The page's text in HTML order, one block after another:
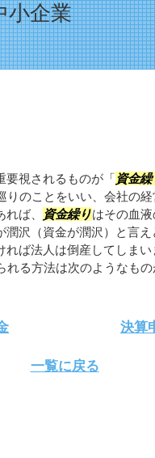
小企業
要視されるものが「資金繰
りのことをいい、会社の
ば、
資金繰りはその血
潤沢（資金が潤沢）と言
ば法人は倒産してしまい
れる方法は次のようなもの
決算
一覧に戻る